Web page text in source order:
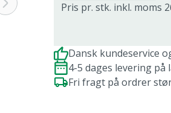
Pris pr. stk. inkl. moms
Dansk kundeservice
4-5 dages levering på
Fri fragt på ordrer